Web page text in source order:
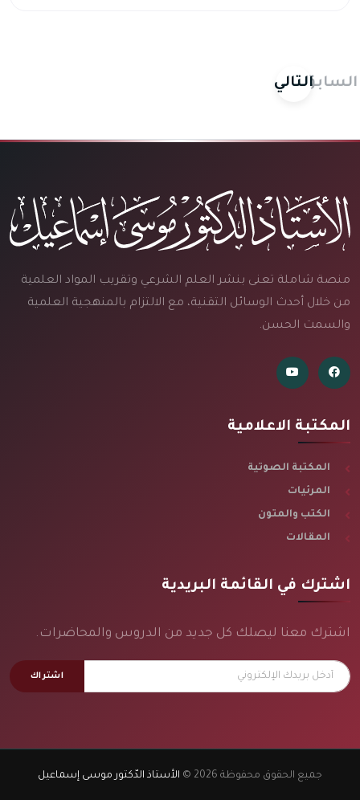
السابقالتالي
منصة شاملة تعنى بنشر العلم الشرعي وتقريب المواد العلمية
من خلال أحدث الوسائل التقنية، مع الالتزام بالمنهجية العلمية
والسمت الحسن.
المكتبة الاعلامية
المكتبة الصوتية
المرئيات
الكتب والمتون
المقالات
اشترك في القائمة البريدية
اشترك معنا ليصلك كل جديد من الدروس والمحاضرات.
اشتراك
جميع الحقوق محفوظة 2026 © الأستاذ الدّكتور موسى إسماعيل